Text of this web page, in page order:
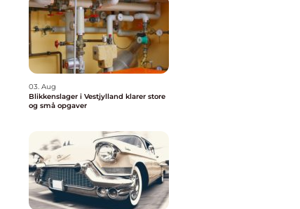
03. Aug
Blikkenslager i Vestjylland klarer store
og små opgaver